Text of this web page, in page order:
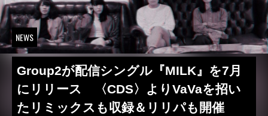
NEWS
Group2が配信シングル『MILK』を7月
にリリース 〈CDS〉よりVaVaを招い
たリミックスも収録＆リリパも開催